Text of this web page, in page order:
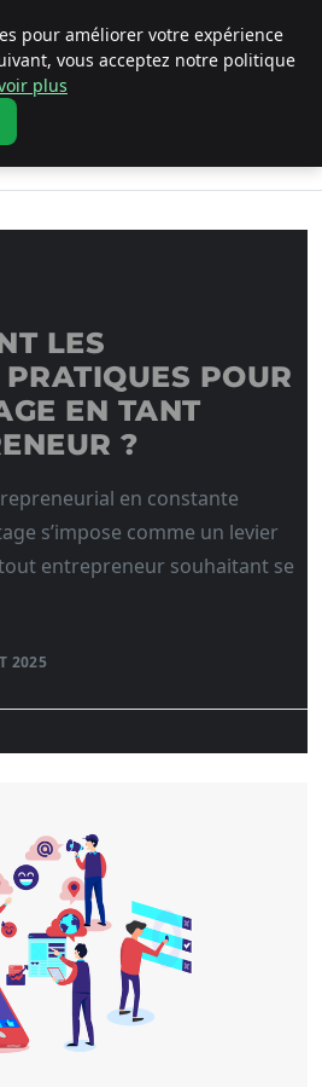
DEL SUR
MEILLEURES PRATIQUES
LES
POUR
EN TANT
?
en constante
s’impose comme un levier
entrepreneur souhaitant se
2025
pour améliorer votre expérience
vous acceptez notre politique
plus